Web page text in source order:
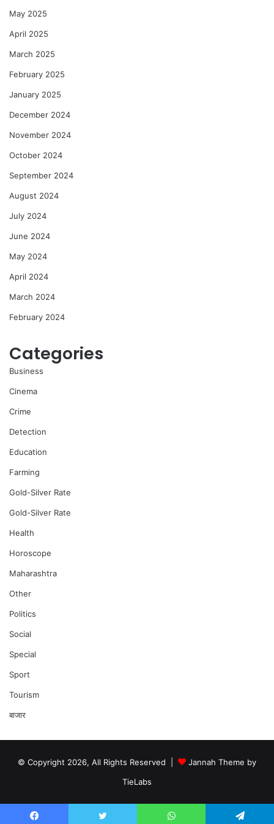
May 2025
April 2025
March 2025
February 2025
January 2025
December 2024
November 2024
October 2024
September 2024
August 2024
July 2024
June 2024
May 2024
April 2024
March 2024
February 2024
Categories
Business
Cinema
Crime
Detection
Education
Farming
Gold-Silver Rate
Gold-Silver Rate
Health
Horoscope
Maharashtra
Other
Politics
Social
Special
Sport
Tourism
बाजार
© Copyright 2026, All Rights Reserved |
Jannah Theme by
TieLabs